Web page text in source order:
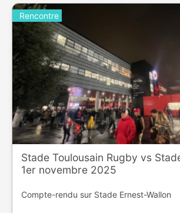
Rencontre
Stade Toulousain Rugby vs
1er novembre 2025
Compte-rendu sur Stade Ernest-Wallon